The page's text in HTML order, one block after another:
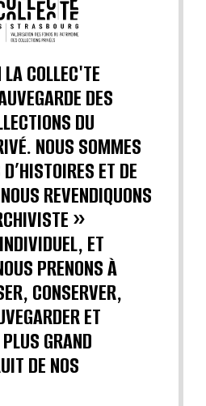
COLLEC'TE
DES
DU
NOUS SOMMES
ET DE
REVENDIQUONS
»
ET
PRENONS À
CONSERVER,
ET
GRAND
DE NOS